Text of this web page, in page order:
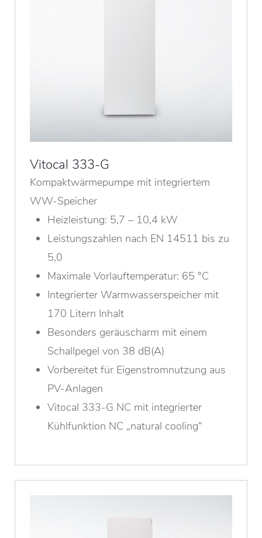
Vitocal 333-G
Kompaktwärmepumpe mit integriertem
WW-Speicher
Heizleistung: 5,7 – 10,4 kW
Leistungszahlen nach EN 14511 bis zu
5,0
Maximale Vorlauftemperatur: 65 °C
Integrierter Warmwasserspeicher mit
170 Litern Inhalt
Besonders geräuscharm mit einem
Schallpegel von 38 dB(A)
Vorbereitet für Eigenstromnutzung aus
PV-Anlagen
Vitocal 333-G NC mit integrierter
Kühlfunktion NC „natural cooling“